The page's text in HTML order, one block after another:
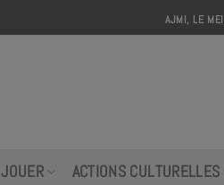
AJMI, LE
JOUER ACTIONS CULTURELLES